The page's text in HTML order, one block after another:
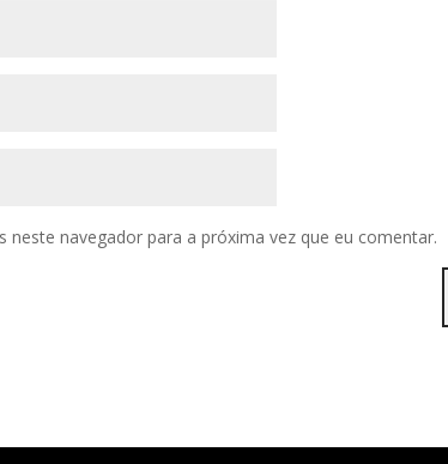
neste navegador para a próxima vez que eu comentar.